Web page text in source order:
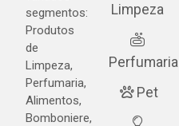
segmentos:
Produtos
de
Limpeza,
Perfumaria,
Alimentos,
Bomboniere,
Limpeza
Perfumaria
Pet